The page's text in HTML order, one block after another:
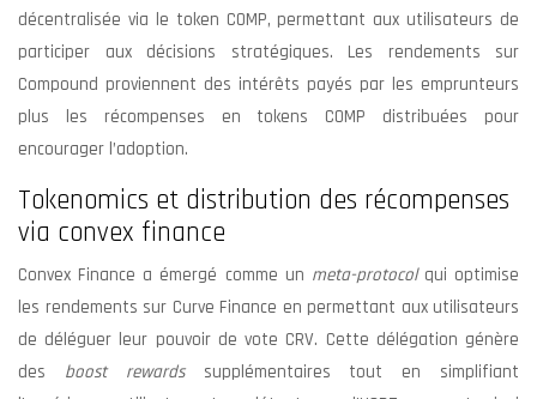
décentralisée via le token COMP, permettant aux utilisateurs de
participer aux décisions stratégiques. Les rendements sur
Compound proviennent des intérêts payés par les emprunteurs
plus les récompenses en tokens COMP distribuées pour
encourager l’adoption.
Tokenomics et distribution des récompenses
via convex finance
Convex Finance a émergé comme un meta-protocol qui optimise
les rendements sur Curve Finance en permettant aux utilisateurs
de déléguer leur pouvoir de vote CRV. Cette délégation génère
des boost rewards supplémentaires tout en simplifiant